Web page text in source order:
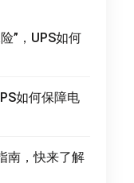
”，UPS如何
如何保障电
南，快来了解